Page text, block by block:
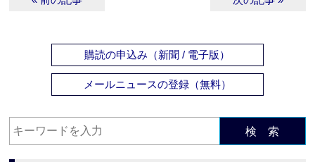
購読の申込み（新聞 / 電子版）
メールニュースの登録（無料）
検 索